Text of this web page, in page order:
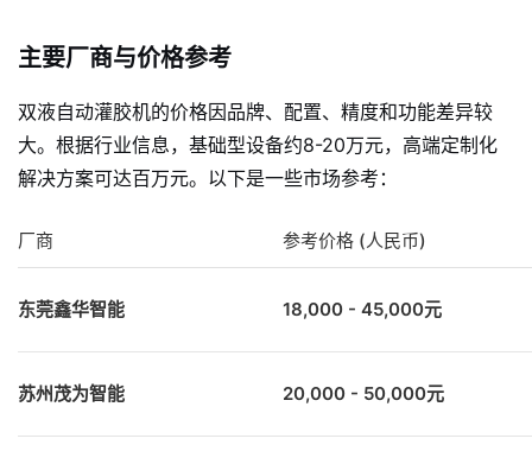
主要厂商与价格参考
双液自动灌胶机的价格因品牌、配置、精度和功能差异较
大。根据行业信息，基础型设备约8-20万元，高端定制化
解决方案可达百万元。以下是一些市场参考：
厂商 参考价格 (人民币)
东莞鑫华智能 18,000 - 45,000元
苏州茂为智能 20,000 - 50,000元